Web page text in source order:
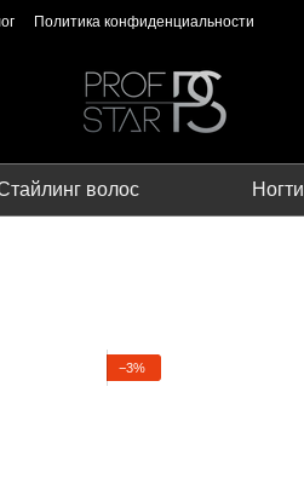
Политика конфиденциальности
волос Ногти
−3%